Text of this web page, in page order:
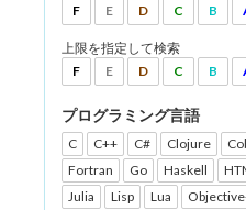
F E D C B
上限を指定して検索
F
E D C B
プログラミング言語
C C++ C# Clojure
Fortran
Go Haskell
Julia
Lisp Lua